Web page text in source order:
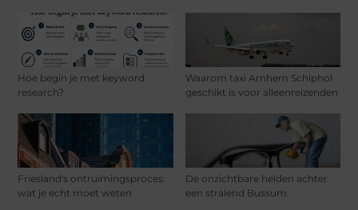
Hoe begin je met keyword
research?
Waarom taxi Arnhem Schiphol
geschikt is voor alleenreizenden
Friesland's ontruimingsproces:
wat je echt moet weten
De onzichtbare helden achter
een stralend Bussum